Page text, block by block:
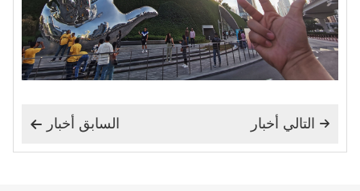
 السابق أخبار  التالي أخبار